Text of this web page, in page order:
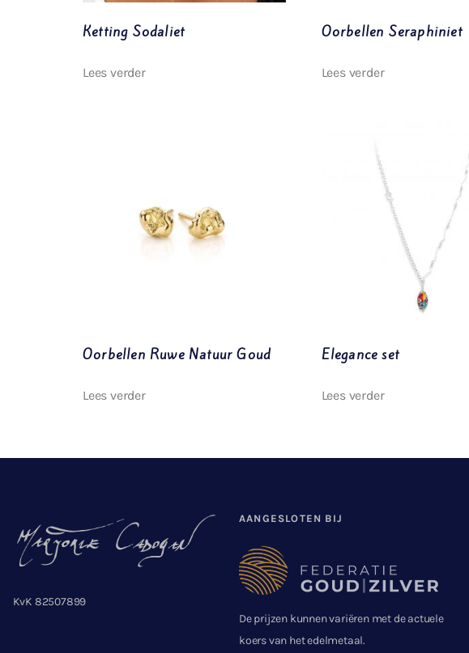
Ketting Sodaliet
Lees verder
Oorbellen Seraphiniet
Lees verder
Oorbellen Ruwe Natuur Goud
Lees verder
Elegance set
Lees verder
KvK 82507899
AANGESLOTEN BIJ
De prijzen kunnen variëren met de actuele
koers van het edelmetaal.